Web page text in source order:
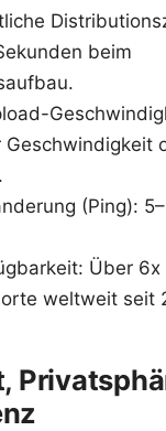
beim
Geschwindigkeit
(Ping):
Über 6x
weltweit seit